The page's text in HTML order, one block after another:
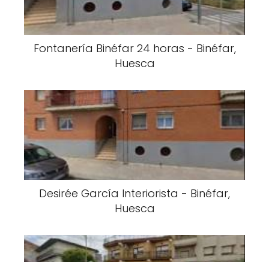
Fontanería Binéfar 24 horas - Binéfar,
Huesca
Desirée García Interiorista - Binéfar,
Huesca